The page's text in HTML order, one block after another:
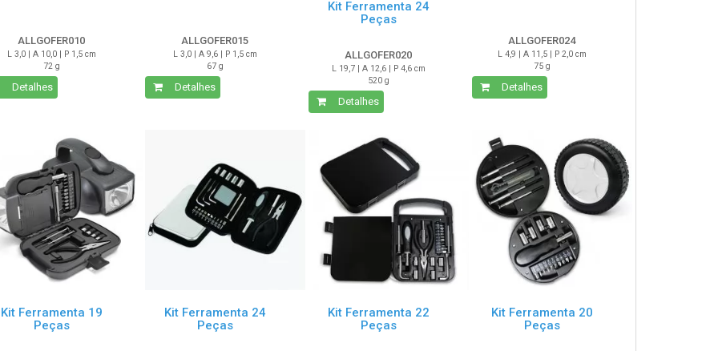
ALLGOFER010
L 3,0 | A 10,0 | P 1,5 cm
72 g
Detalhes
ALLGOFER015
L 3,0 | A 9,6 | P 1,5 cm
67 g
Detalhes
Kit Ferramenta 24
Peças
ALLGOFER020
L 19,7 | A 12,6 | P 4,6 cm
520 g
Detalhes
ALLGOFER024
L 4,9 | A 11,5 | P 2,0 cm
75 g
Detalhes
Kit Ferramenta 19
Peças
Kit Ferramenta 24
Peças
Kit Ferramenta 22
Peças
Kit Ferramenta 20
Peças